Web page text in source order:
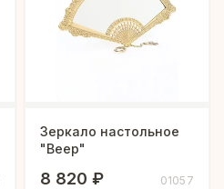
Зеркало настольное
"Веер"
8 820 ₽ 01057